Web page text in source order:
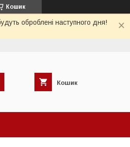
Кошик
оброблені наступного дня!
Кошик